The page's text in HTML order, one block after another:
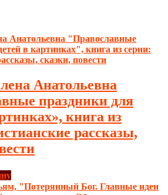
Анатольевна
праздники для
книга из
рассказы,